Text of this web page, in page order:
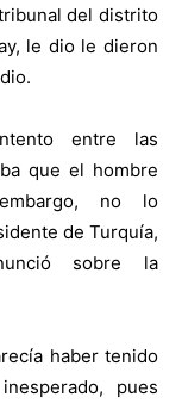
del distrito
le dio le dieron
entre las
que el hombre
no lo
de Turquía,
sobre la
haber tenido
pues